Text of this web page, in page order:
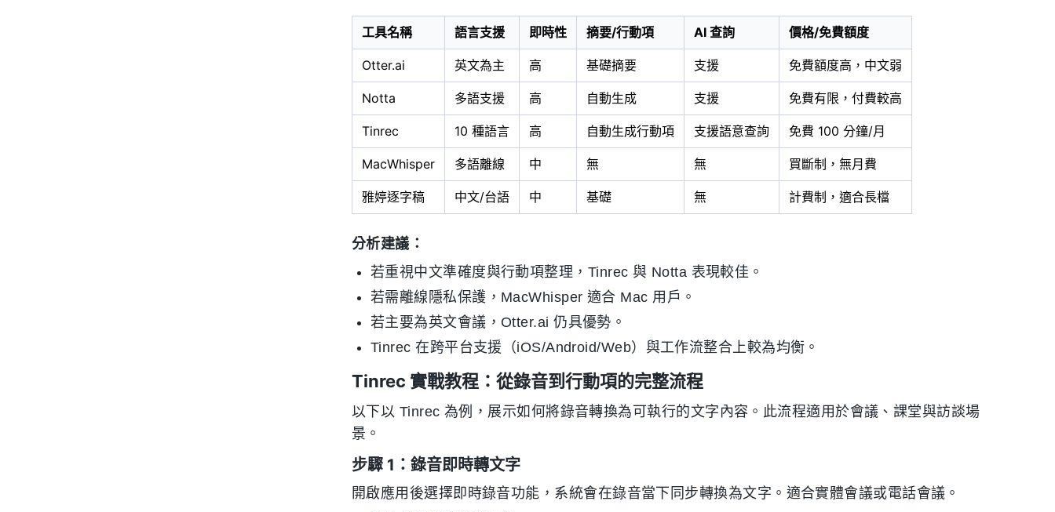
工具名稱 語言支援 即時性 摘要/行動項 AI 查詢 價格/免費額度
Otter.ai 英文為主 高 基礎摘要 支援 免費額度高，中文弱
Notta 多語支援 高 自動生成 支援 免費有限，付費較高
Tinrec 10 種語言 高 自動生成行動項 支援語意查詢 免費 100 分鐘/月
MacWhisper 多語離線 中 無 無 買斷制，無月費
雅婷逐字稿 中文/台語 中 基礎 無 計費制，適合長檔
分析建議：
若重視中文準確度與行動項整理，Tinrec 與 Notta 表現較佳。
若需離線隱私保護，MacWhisper 適合 Mac 用戶。
若主要為英文會議，Otter.ai 仍具優勢。
Tinrec 在跨平台支援（iOS/Android/Web）與工作流整合上較為均衡。
Tinrec 實戰教程：從錄音到行動項的完整流程
以下以 Tinrec 為例，展示如何將錄音轉換為可執行的文字內容。此流程適用於會議、課堂與訪談場
景。
步驟 1：錄音即時轉文字
開啟應用後選擇即時錄音功能，系統會在錄音當下同步轉換為文字。適合實體會議或電話會議。